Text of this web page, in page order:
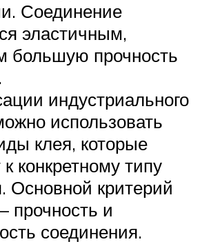
Соединение
эластичным,
прочность
индустриального
использовать
клея, которые
конкретному типу
Основной критерий
и
соединения.